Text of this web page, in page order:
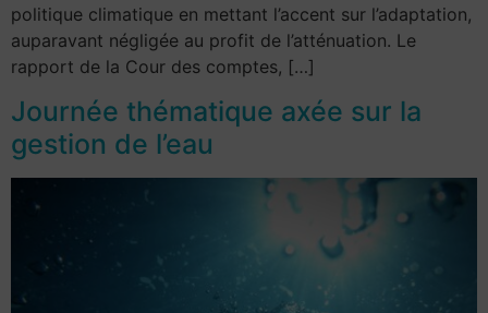
politique climatique en mettant l’accent sur l’adaptation,
auparavant négligée au profit de l’atténuation. Le
rapport de la Cour des comptes, […]
Journée thématique axée sur la
gestion de l’eau